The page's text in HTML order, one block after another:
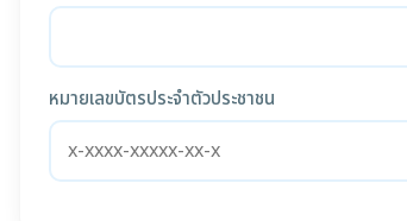
หมายเลขบัตรประจำตัวประชาชน